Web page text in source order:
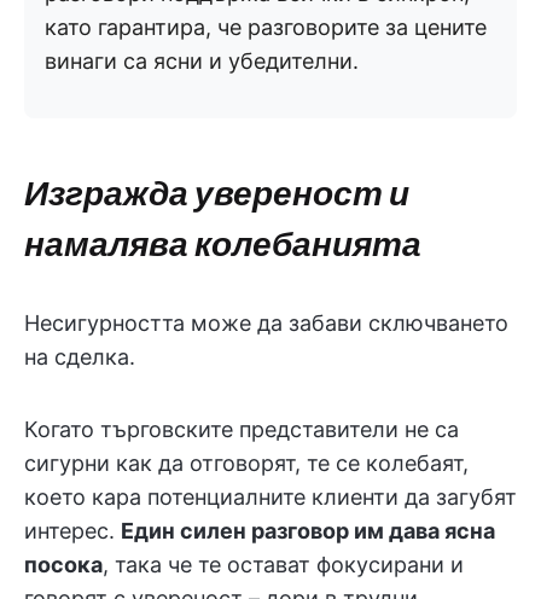
като гарантира, че разговорите за цените
винаги са ясни и убедителни.
Изгражда увереност и
намалява колебанията
Несигурността може да забави сключването
на сделка.
Когато търговските представители не са
сигурни как да отговорят, те се колебаят,
което кара потенциалните клиенти да загубят
интерес. Един силен разговор им дава ясна
посока, така че те остават фокусирани и